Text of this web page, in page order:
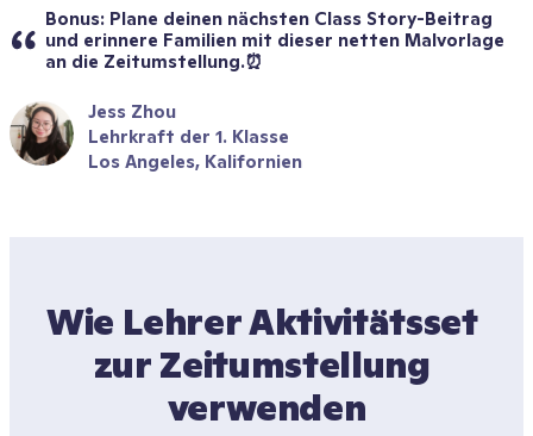
Bonus: Plane deinen nächsten Class Story-Beitrag
und erinnere Familien mit dieser netten Malvorlage
an die Zeitumstellung.⏰
Jess Zhou
Lehrkraft der 1. Klasse
Los Angeles, Kalifornien
Wie Lehrer Aktivitätsset
zur Zeitumstellung
verwenden